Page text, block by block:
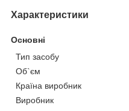
Характеристики
Основні
Тип засобу
Об`єм
Країна виробник
Виробник